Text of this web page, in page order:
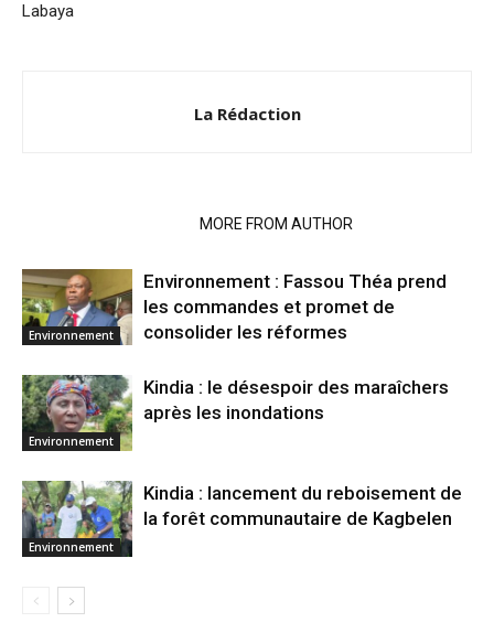
Labaya
La Rédaction
MORE FROM AUTHOR
Environnement
Environnement : Fassou Théa prend
les commandes et promet de
consolider les réformes
Environnement
Kindia : le désespoir des maraîchers
après les inondations
Environnement
Kindia : lancement du reboisement de
la forêt communautaire de Kagbelen